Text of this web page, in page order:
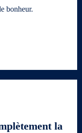
bonheur.
la